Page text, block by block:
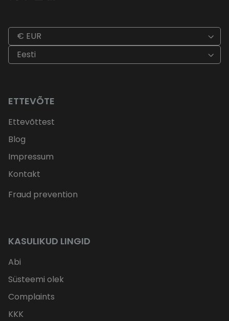
€ EUR
Eesti
ETTEVÕTE
Ettevõttest
Blog
Impressum
Kontakt
Fraud prevention
KASULIKUD LINGID
Abi
Süsteemi olek
Complaints
KKK